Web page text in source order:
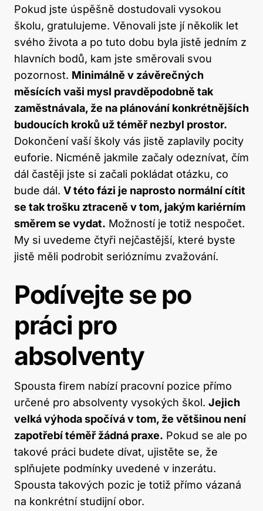
Pokud jste úspěšně dostudovali vysokou
školu, gratulujeme. Věnovali jste jí několik let
svého života a po tuto dobu byla jistě jedním z
hlavních bodů, kam jste směrovali svou
pozornost. Minimálně v závěrečných
měsících vaši mysl pravděpodobně tak
zaměstnávala, že na plánování konkrétnějších
budoucích kroků už téměř nezbyl prostor.
Dokončení vaší školy vás jistě zaplavily pocity
euforie. Nicméně jakmile začaly odeznívat, čím
dál častěji jste si začali pokládat otázku, co
bude dál. V této fázi je naprosto normální cítit
se tak trošku ztraceně v tom, jakým kariérním
směrem se vydat. Možností je totiž nespočet.
My si uvedeme čtyři nejčastější, které byste
jistě měli podrobit serióznímu zvažování.
Podívejte se po
práci pro
absolventy
Spousta firem nabízí pracovní pozice přímo
určené pro absolventy vysokých škol. Jejich
velká výhoda spočívá v tom, že většinou není
zapotřebí téměř žádná praxe. Pokud se ale po
takové práci budete dívat, ujistěte se, že
splňujete podmínky uvedené v inzerátu.
Spousta takových pozic je totiž přímo vázaná
na konkrétní studijní obor.